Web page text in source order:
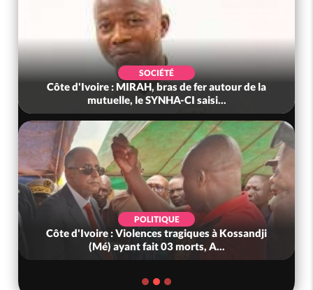
SOCIÉTÉ
Côte d'Ivoire : MIRAH, bras de fer autour de la
mutuelle, le SYNHA-CI saisi...
POLITIQUE
Côte d'Ivoire : Violences tragiques à Kossandji
(Mé) ayant fait 03 morts, A...